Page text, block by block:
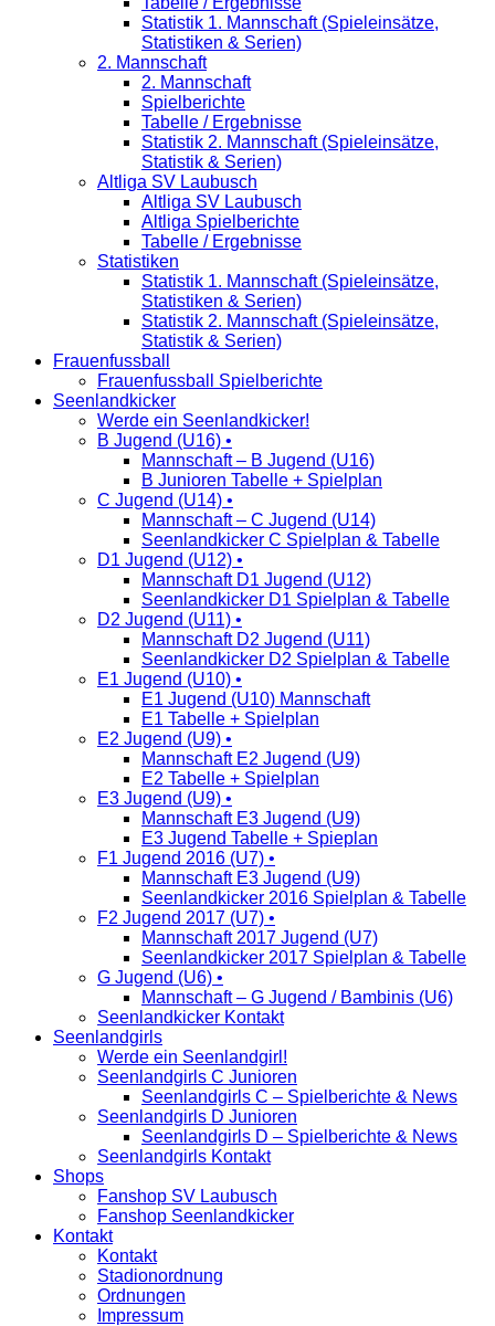
Statistik 1. Mannschaft (Spieleinsätze,
Statistiken & Serien)
2. Mannschaft
2. Mannschaft
Spielberichte
Tabelle / Ergebnisse
Statistik 2. Mannschaft (Spieleinsätze,
Statistik & Serien)
Altliga SV Laubusch
Altliga SV Laubusch
Altliga Spielberichte
Tabelle / Ergebnisse
Statistiken
Statistik 1. Mannschaft (Spieleinsätze,
Statistiken & Serien)
Statistik 2. Mannschaft (Spieleinsätze,
Statistik & Serien)
Frauenfussball
Frauenfussball Spielberichte
Seenlandkicker
Werde ein Seenlandkicker!
B Jugend (U16) •
Mannschaft – B Jugend (U16)
B Junioren Tabelle + Spielplan
C Jugend (U14) •
Mannschaft – C Jugend (U14)
Seenlandkicker C Spielplan & Tabelle
D1 Jugend (U12) •
Mannschaft D1 Jugend (U12)
Seenlandkicker D1 Spielplan & Tabelle
D2 Jugend (U11) •
Mannschaft D2 Jugend (U11)
Seenlandkicker D2 Spielplan & Tabelle
E1 Jugend (U10) •
E1 Jugend (U10) Mannschaft
E1 Tabelle + Spielplan
E2 Jugend (U9) •
Mannschaft E2 Jugend (U9)
E2 Tabelle + Spielplan
E3 Jugend (U9) •
Mannschaft E3 Jugend (U9)
E3 Jugend Tabelle + Spieplan
F1 Jugend 2016 (U7) •
Mannschaft E3 Jugend (U9)
Seenlandkicker 2016 Spielplan & Tabelle
F2 Jugend 2017 (U7) •
Mannschaft 2017 Jugend (U7)
Seenlandkicker 2017 Spielplan & Tabelle
G Jugend (U6) •
Mannschaft – G Jugend / Bambinis (U6)
Seenlandkicker Kontakt
Seenlandgirls
Werde ein Seenlandgirl!
Seenlandgirls C Junioren
Seenlandgirls C – Spielberichte & News
Seenlandgirls D Junioren
Seenlandgirls D – Spielberichte & News
Seenlandgirls Kontakt
Shops
Fanshop SV Laubusch
Fanshop Seenlandkicker
Kontakt
Kontakt
Stadionordnung
Ordnungen
Impressum